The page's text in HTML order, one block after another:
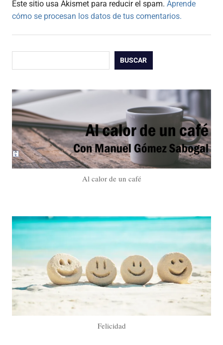
Este sitio usa Akismet para reducir el spam. Aprende
cómo se procesan los datos de tus comentarios.
BUSCAR
Al calor de un café
Felicidad